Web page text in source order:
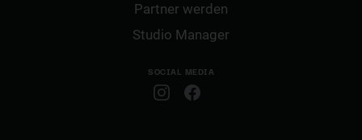
Partner werden
Studio Manager
SOCIAL MEDIA